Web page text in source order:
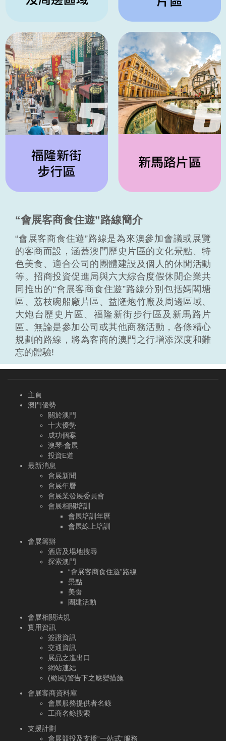
“會展客商食住遊”路線簡介
“會展客商食住遊”路線是為來澳參加會議或展覽
的客商而設，涵蓋澳門歷史片區的文化景點、特
色美食、適合公司的團體建設及個人的休閒活動
等。招商投資促進局與六大綜合度假休閒企業共
同推出的“會展客商食住遊”路線分別包括媽閣塘
區、荔枝碗船廠片區、益隆炮竹廠及周邊區域、
大炮台歷史片區、福隆新街步行區及新馬路片
區。無論是參加公司或其他商務活動，各條精心
規劃的路線，將為客商的澳門之行增添深度和難
忘的體驗!
主頁
澳門優勢
關於澳門
十大優勢
成功個案
澳琴‧會展
投資E道
最新消息
會展新聞
會展年曆
會展業發展委員會
會展相關培訓
會展培訓年曆
會展線上培訓
會展籌辦
酒店及場地搜尋
探索澳門
“會展客商食住遊”路線
景點
美食
團建活動
會展相關法規
實用資訊
簽證資訊
交通資訊
展品之進出口
網站連結
(颱風)警告下之應變措施
會展客商資料庫
會展服務提供者名錄
工商名錄搜索
支援計劃
會展競投及支援“一站式”服務